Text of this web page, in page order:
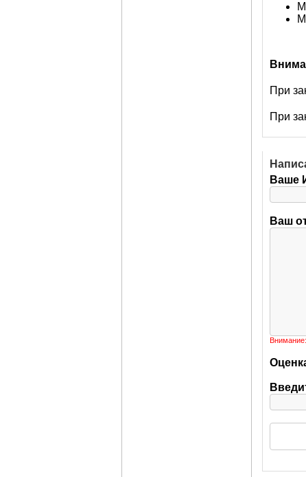
При
При
Ваше
Ваш
Внимание: